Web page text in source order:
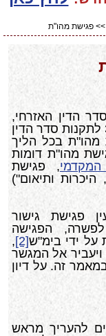
>> פגישת מהו"ת
הדין האזרחי,
קבע המחוקק הלכה חדשה בתקנה 37 לתקנות סדר הדין
בכל הליך
מהו"ת דומות
המקדמי, פגישת
ותיאום")
פגישת גישור
הפגישה
על ידי בימ"ש[2]
,
ויעביר אל המגשר
זה. על דיון
להעריך מראש